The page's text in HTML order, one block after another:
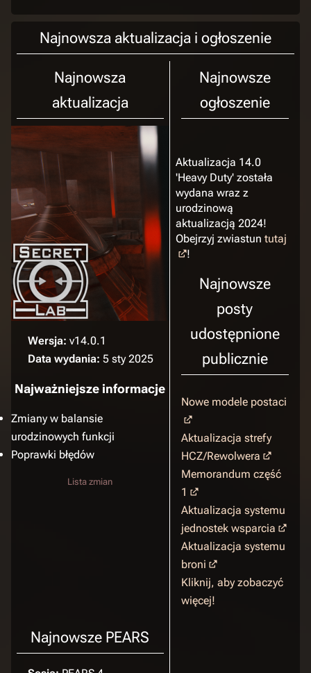
Najnowsza aktualizacja i ogłoszenie
Najnowsze
ogłoszenie
Aktualizacja 14.0
'Heavy Duty' została
wydana wraz z
urodzinową
aktualizacją 2024!
Obejrzyj zwiastun tutaj
!
Najnowsze
posty
udostępnione
publicznie
Nowe modele postaci
Aktualizacja strefy
HCZ/Rewolwera
Memorandum część
1
Aktualizacja systemu
jednostek wsparcia
Aktualizacja systemu
broni
Kliknij, aby zobaczyć
więcej!
Najnowsza
aktualizacja
Wersja: v14.0.1
Data wydania: 5 sty 2025
Najważniejsze informacje
Zmiany w balansie
urodzinowych funkcji
Poprawki błędów
Lista zmian
Najnowsze PEARS